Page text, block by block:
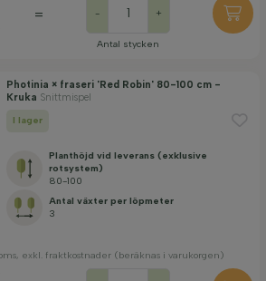
= - +
Antal stycken
Photinia × fraseri 'Red Robin' 80-100 cm -
Kruka Snittmispel
I lager
Planthöjd vid leverans (exklusive
rotsystem)
80-100
Antal växter per löpmeter
3
exkl. fraktkostnader (beräknas i varukorgen)